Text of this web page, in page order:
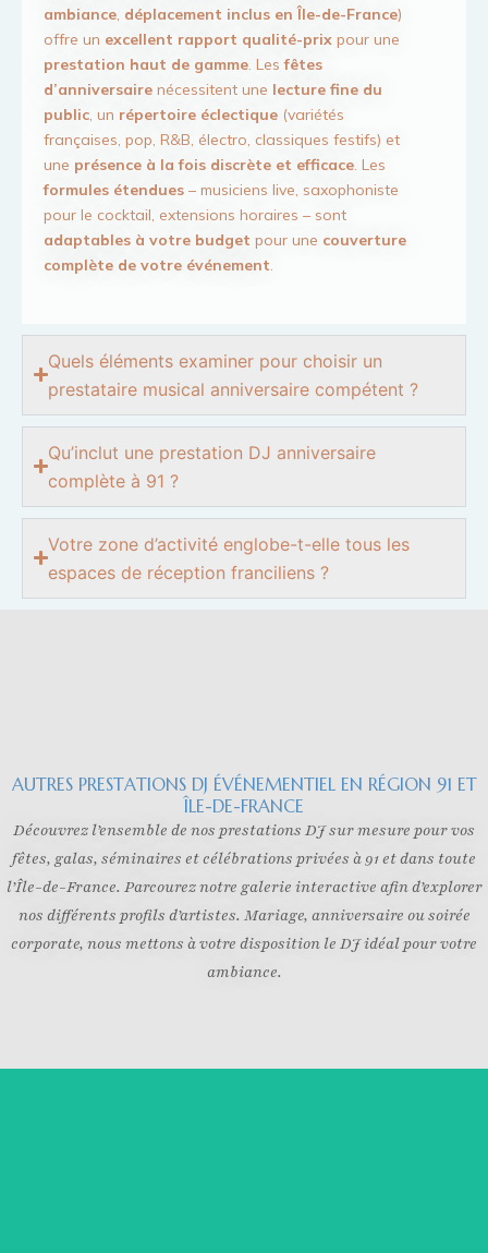
ambiance déplacement inclus en Île-de-France)
offre un excellent rapport qualité-prix pour une
prestation haut de gamme . Lesfêtes
d’anniversaire nécessitent une lecture fine du
public , un répertoire éclectique (variétés
françaises, pop, R&B, électro, classiques festifs) et
une présence à la fois discrète et efficace . Les
formules étendues – musiciens live, saxophoniste
pour le cocktail, extensions horaires – sont
adaptables à votre budget pour une couverture
complète de votre événement
Quels éléments examiner pour choisir un
prestataire musical anniversaire compétent ?
Qu’inclut une prestation DJ anniversaire
complète à 91 ?
Votre zone d’activité englobe-t-elle tous les
espaces de réception franciliens ?
AUTRES PRESTATIONS DJ ÉVÉNEMENTIEL EN RÉGION 91 ET
ÎLE-DE-FRANCE
Découvrez l’ensemble de nos prestations DJ sur mesure pour vos
fêtes, galas, séminaires et célébrations privées à 91 et dans toute
l’Île-de-France. Parcourez notre galerie interactive afin d’explorer
nos différents profils d’artistes. Mariage, anniversaire ou soirée
corporate, nous mettons à votre disposition le DJ idéal pour votre
ambiance.